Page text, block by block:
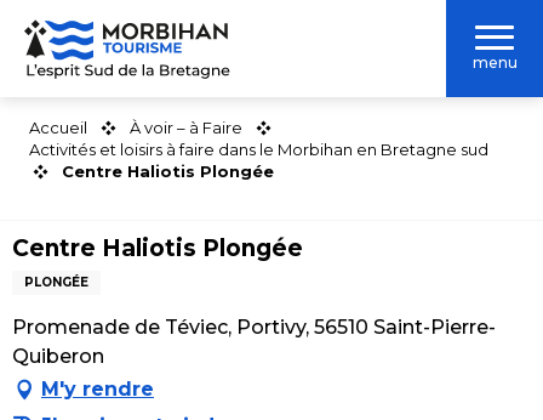
Aller
contenu
menu
Accueil
À voir – à Faire
Activités et loisirs à faire dans le Morbihan en Bretagne sud
Centre Haliotis Plongée
Centre Haliotis Plongée
PLONGÉE
Promenade de Téviec, Portivy, 56510 Saint-Pierre-
Quiberon
M'y rendre